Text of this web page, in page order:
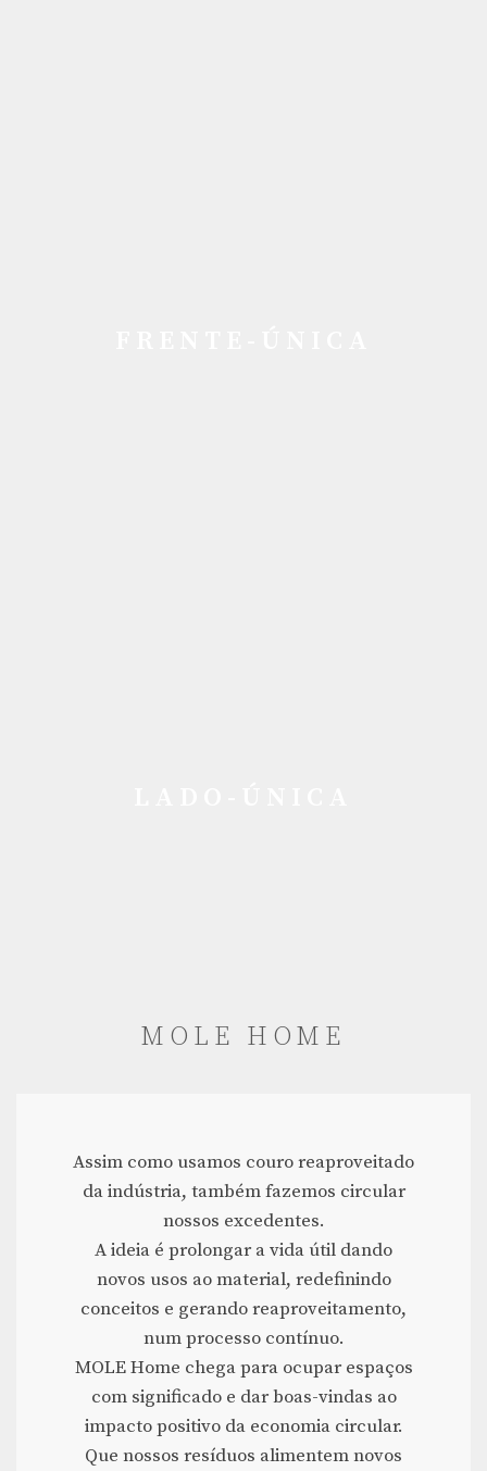
MOLE HOME
Assim como usamos couro reaproveitado
da indústria, também fazemos circular
nossos excedentes.
A ideia é prolongar a vida útil dando
novos usos ao material, redefinindo
conceitos e gerando reaproveitamento,
num processo contínuo.
MOLE Home chega para ocupar espaços
com significado e dar boas-vindas ao
impacto positivo da economia circular.
Que nossos resíduos alimentem novos